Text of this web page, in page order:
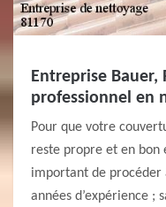
Entreprise Bauer,
professionnel en
Pour que votre
reste propre et en bon
important de procéder
années d’expérience ;